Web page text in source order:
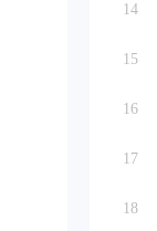
14
15
16
17
18